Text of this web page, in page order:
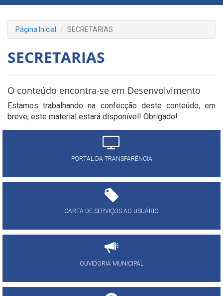
Página Inicial SECRETARIAS
SECRETARIAS
O conteúdo encontra-se em Desenvolvimento
Estamos trabalhando na confecção deste conteúdo, em
breve, este material estará disponível! Obrigado!
PORTAL DA TRANSPARÊNCIA
CARTA DE SERVIÇOS AO USUÁRIO
OUVIDORIA MUNICIPAL